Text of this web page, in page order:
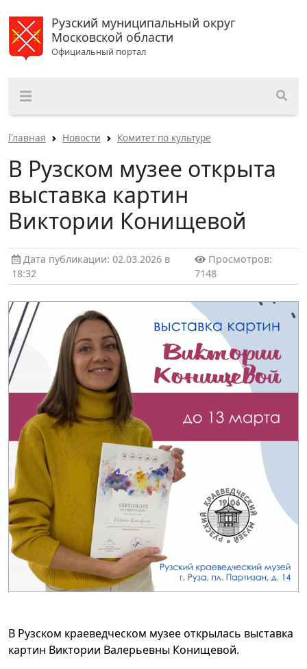
Рузский муниципальный округ
Московской области
Официальный портал
Главная Новости Комитет по культуре
В Рузском музее открыта
выставка картин
Виктории Конищевой
Дата публикации: 02.03.2026 в
18:32
Просмотров:
7148
В Рузском краеведческом музее открылась выставка
картин Виктории Валерьевны Конищевой.